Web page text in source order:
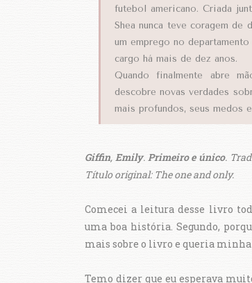
futebol americano. Criada
Shea nunca teve coragem de
um emprego no
cargo há mais de dez anos.
Quando finalmente abre
descobre novas verdades
mais profundos, seus medos
Giffin, Emily. Primeiro e único.
Título original: The one and only.
Comecei a leitura desse livro
uma boa história. Segundo,
mais sobre o livro e queria
Temo dizer que eu esperava